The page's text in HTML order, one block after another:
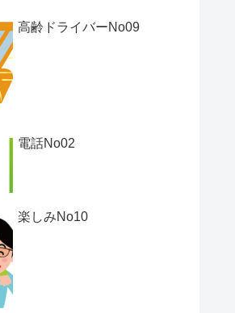
高齢ドライバーNo09
電話No02
楽しみNo10